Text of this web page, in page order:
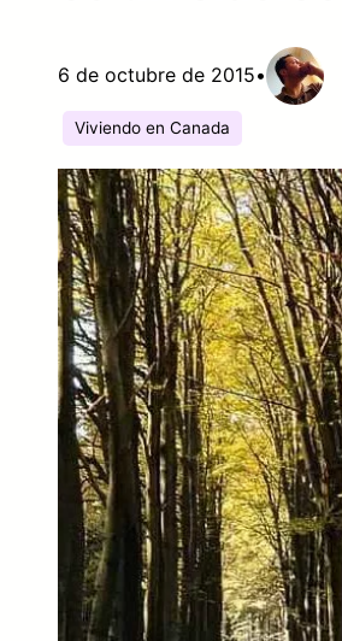
6 de octubre de 2015•
Viviendo en Canada